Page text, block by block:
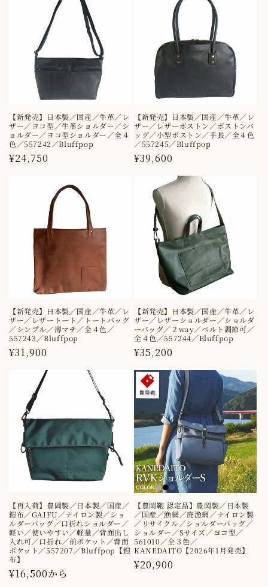
【新発売】日本製／国産／牛革／レ
ザー／ヨコ型／牛革ショルダー／シ
ョルダー／ヨコ型ショルダー／全４
色／557242／Bluffpop
通
¥24,750
【新発売】日本製／国産／牛革／レ
ザー／レザーボストン／ボストンバ
ッグ／小型ボストン／手長／全４色
／557245／Bluffpop
通
¥39,600
【新発売】日本製／国産／牛革／レ
ザー／レザートート／トートバッグ
／シンプル／薄マチ／全４色／
557243／Bluffpop
通
¥31,900
【新発売】日本製／国産／牛革／レ
ザー／レザーショルダー／ショルダ
ーバッグ／２way／ベルト調節可／
全４色／557244／Bluffpop
通
常
価
格
¥35,200
【再入荷】豊岡製／日本製／国産／
鎧布／GAIFU／ナイロン製／ショ
ルダーバッグ／口折れショルダー／
軽い／使いやすい／軽量／背面出し
入れ可／口折れ／前ポケット／背面
ポケット／557207／Bluffpop【鎧
布】
通
¥16,500から
【豊岡鞄 認定品】豊岡製／日本製
／国産／漁網／廃漁網／ナイロン製
／リサイクル／ショルダーバッグ／
ショルダー／Sサイズ／ヨコ型／
561010／全３色／
KANEDAITO【2026年1月発売】
通
¥20,900